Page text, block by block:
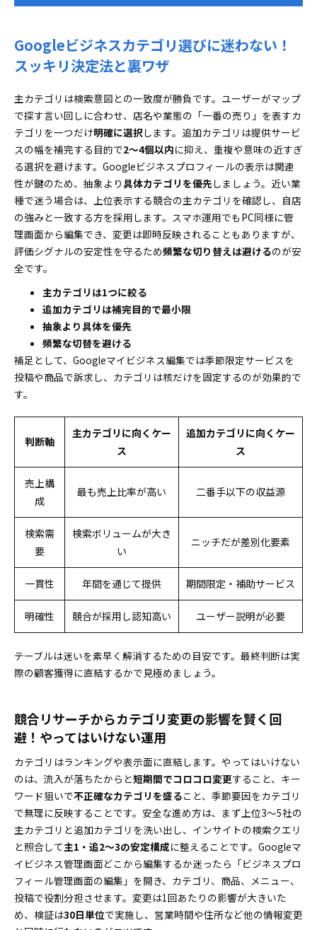
Googleビジネスカテゴリ選びに迷わない！
スッキリ決定法と裏ワザ
主カテゴリは検索意図との一致度が勝負です。ユーザーがマップ
で探す言い回しに合わせ、店名や業態の「一番の売り」を表すカ
テゴリを一つだけ明確に選択します。追加カテゴリは提供サービ
スの幅を補完する目的で2～4個以内に抑え、重複や意味の近すぎ
る選択を避けます。Googleビジネスプロフィールの表示は関連
性が鍵のため、抽象より具体カテゴリを優先 しましょう。近い業
種で迷う場合は、上位表示する競合の主カテゴリを確認し、自店
の強みと一致する方を採用します。スマホ運用でもPC同様に管
理画面から編集でき、変更は即時反映されることもありますが、
評価シグナルの安定性を守るため頻繁な切り替えは避けるのが安
全です。
主カテゴリは1つに絞る
追加カテゴリは補完目的で最小限
抽象より具体を優先
頻繁な切替を避ける
補足として、Googleマイビジネス編集では季節限定サービスを
投稿や商品で訴求し、カテゴリは核だけを固定するのが効果的で
す。
判断軸
主カテゴリに向くケー
ス
追加カテゴリに向くケー
ス
売上構
成
最も売上比率が高い 二番手以下の収益源
検索需
要
検索ボリュームが大き
い
ニッチだが差別化要素
一貫性 年間を通じて提供 期間限定・補助サービス
明確性 競合が採用し認知高い ユーザー説明が必要
テーブルは迷いを素早く解消するための目安です。最終判断は実
際の顧客獲得に直結するかで見極めましょう。
競合リサーチからカテゴリ変更の影響を賢く回
避！やってはいけない運用
カテゴリはランキングや表示面に直結します。やってはいけない
のは、流入が落ちたからと短期間でコロコロ変更すること、キー
ワード狙いで不正確なカテゴリを盛ること、季節要因をカテゴリ
で無理に反映することです。安全な進め方は、まず上位3〜5社の
主カテゴリと追加カテゴリを洗い出し、インサイトの検索クエリ
と照合して主1・追2〜3の安定構成に整えることです。Googleマ
イビジネス管理画面どこから編集するか迷ったら「ビジネスプロ
フィール管理画面の編集」を開き、カテゴリ、商品、メニュー、
投稿で役割分担させます。変更は1回あたりの影響が大きいた
め、検証は30日単位で実施し、営業時間や住所など他の情報変更